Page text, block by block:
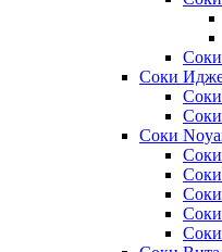
Соки
Соки
Соки
Соки